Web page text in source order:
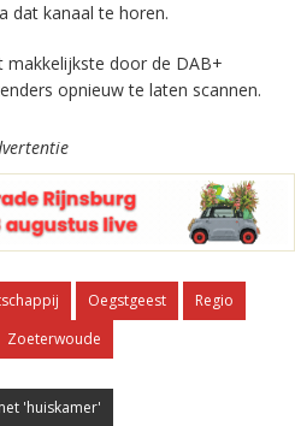
dat kanaal te horen.
makkelijkste door de DAB+
opnieuw te laten scannen.
Oegstgeest
Regio
Zoeterwoude
'huiskamer'